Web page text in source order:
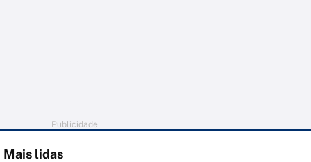
Publicidade
Mais lidas